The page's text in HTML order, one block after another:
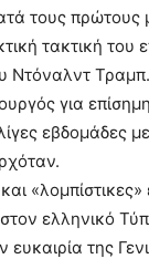
τους πρώτους
τακτική του
Ντόναλντ
για
εβδομάδες
ελληνικό
ευκαιρία της